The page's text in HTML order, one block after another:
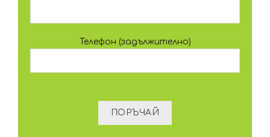
Телефон (задължително)